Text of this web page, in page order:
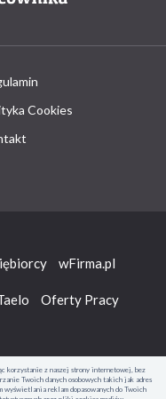
Cookies
wFirma.pl
Oferty Pracy
korzystanie z naszej strony internetowej, bez
Twoich danych osobowych takich jak adres
reklam dopasowanych do Twoich